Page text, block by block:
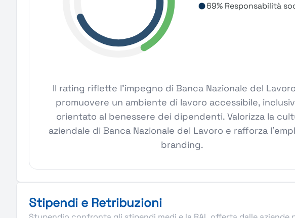
69% Responsabilità
Il rating riflette l'impegno di Banca Nazionale del
promuovere un ambiente di lavoro accessibile,
orientato al benessere dei dipendenti. Valorizza la
aziendale di Banca Nazionale del Lavoro e rafforza
branding.
Stipendi e Retribuzioni